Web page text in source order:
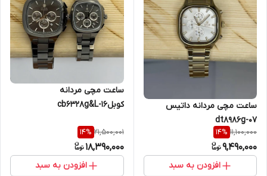
ساعت مچی مردانه داتیس
dt8986g-07
11,100,000
14%
9,490,000
افزودن به سبد
ساعت مچی مردانه
کوبلcb6328g&L-16
21,500,001
14%
18,390,000
افزودن به سبد